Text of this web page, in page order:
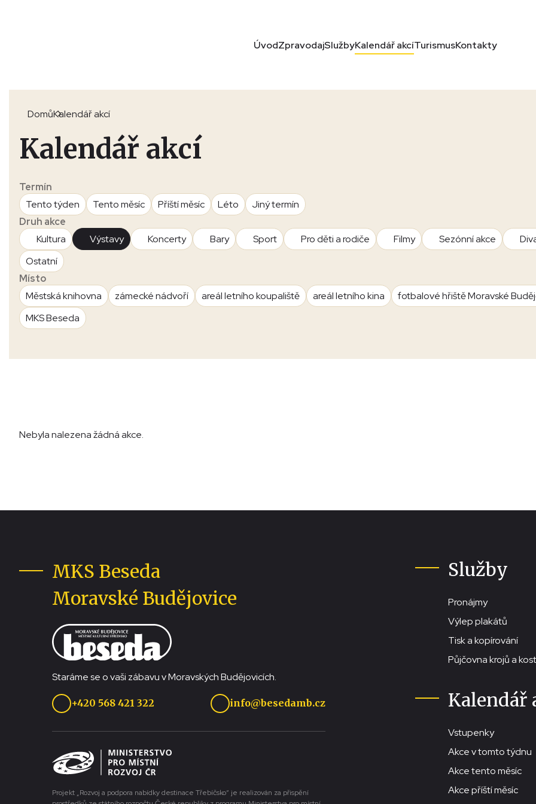
ÚvodZpravodajSlužbyKalendář akcíTurismusKontakty
DomůKalendář akcí
Kalendář akcí
Termín
Tento týden
Tento měsíc Příští měsíc Léto
Jiný termín
Druh akce
Kultura
Výstavy Koncerty Bary Sport Pro děti a rodiče Filmy Sezónní akce
Ostatní
Místo
Městská knihovna
zámecké nádvoří areál letního koupaliště areál letního kina
fotbalové hřiště Moravské
MKS Beseda
Nebyla nalezena žádná akce.
MKS Beseda
Moravské Budějovice
Staráme se o vaši zábavu v Moravských Budějovicích.
+420 568 421 322 info@besedamb.cz
Projekt „Rozvoj a podpora nabídky destinace Třebíčsko“ je realizován za přispění
Služby
Pronájmy
Výlep plakátů
Tisk a kopírování
Půjčovna krojů a
Kalendář
Vstupenky
Akce v tomto týdnu
Akce tento měsíc
Akce příští měsíc